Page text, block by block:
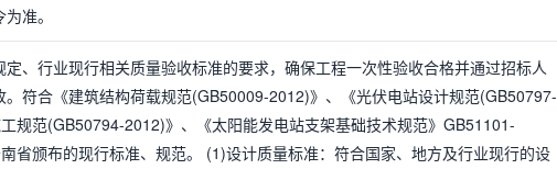
准。
、行业现行相关质量验收标准的要求，确保工程一次性验收合格并通过招标人
。符合《建筑结构荷载规范(GB50009-2012)》、《光伏电站设计规范(GB50797-
规范(GB50794-2012)》、《太阳能发电站支架基础技术规范》GB51101-
省颁布的现行标准、规范。 (1)设计质量标准：符合国家、地方及行业现行的设